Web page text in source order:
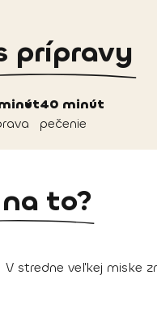
prípravy
40 minút
pečenie
to?
V stredne veľkej miske